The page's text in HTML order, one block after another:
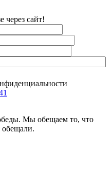
через сайт!
Мы обещаем то, что
обещали.